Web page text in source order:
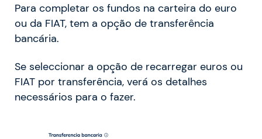
Para completar os fundos na carteira do euro
ou da FIAT, tem a opção de transferência
bancária.
Se seleccionar a opção de recarregar euros ou
FIAT por transferência, verá os detalhes
necessários para o fazer.